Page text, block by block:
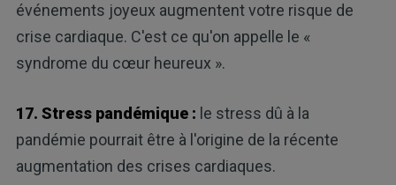
événements joyeux augmentent votre risque de
crise cardiaque. C'est ce qu'on appelle le «
syndrome du cœur heureux ».
17. Stress pandémique : le stress dû à la
pandémie pourrait être à l'origine de la récente
augmentation des crises cardiaques.